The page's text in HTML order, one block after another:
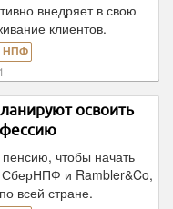
внедряет в свою
клиентов.
НПФ
освоить
чтобы начать
СберНПФ и Rambler&Co,
всей стране.